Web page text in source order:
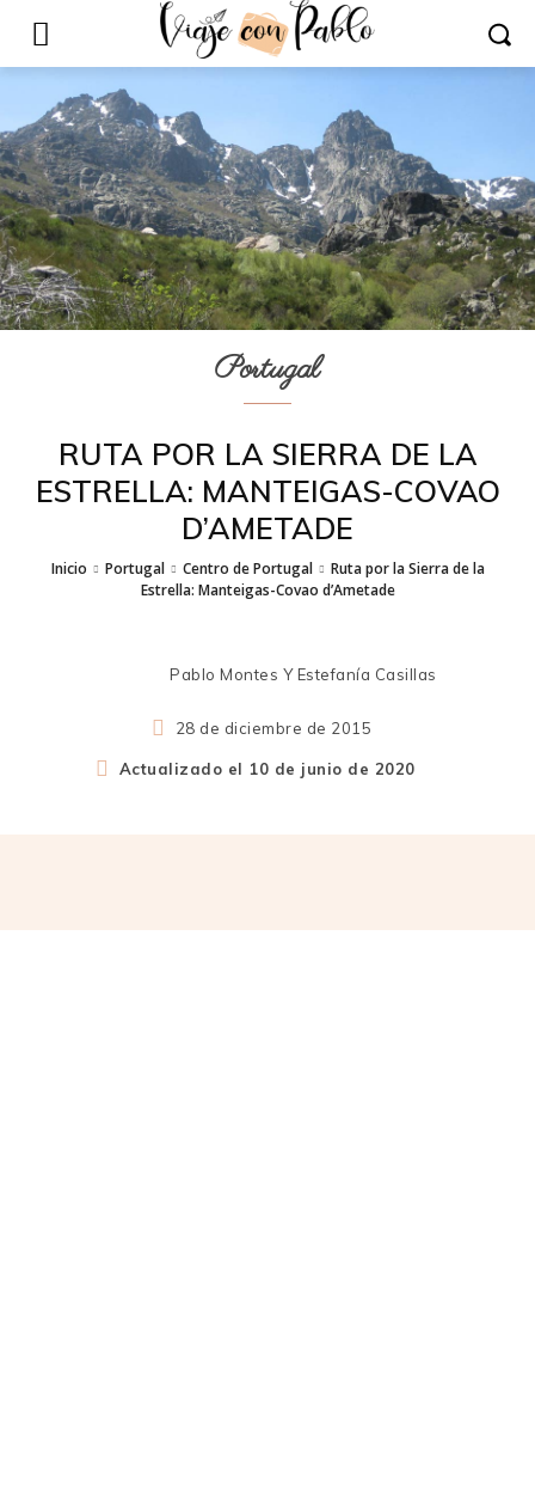
Portugal
RUTA POR LA SIERRA DE LA
ESTRELLA: MANTEIGAS-COVAO
D’AMETADE
Inicio Portugal Centro de Portugal
Ruta por la Sierra de la
Estrella: Manteigas-Covao d’Ametade
Pablo Montes Y Estefanía Casillas
28 de diciembre de 2015
Actualizado el 10 de junio de 2020